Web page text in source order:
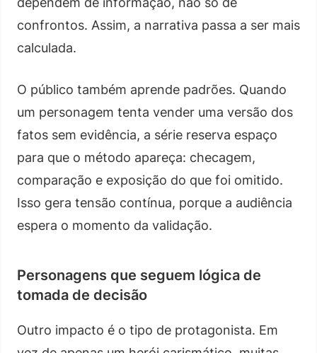
confrontos. Assim, a narrativa passa a ser mais
calculada.
O público também aprende padrões. Quando
um personagem tenta vender uma versão dos
fatos sem evidência, a série reserva espaço
para que o método apareça: checagem,
comparação e exposição do que foi omitido.
Isso gera tensão contínua, porque a audiência
espera o momento da validação.
Personagens que seguem lógica de
tomada de decisão
Outro impacto é o tipo de protagonista. Em